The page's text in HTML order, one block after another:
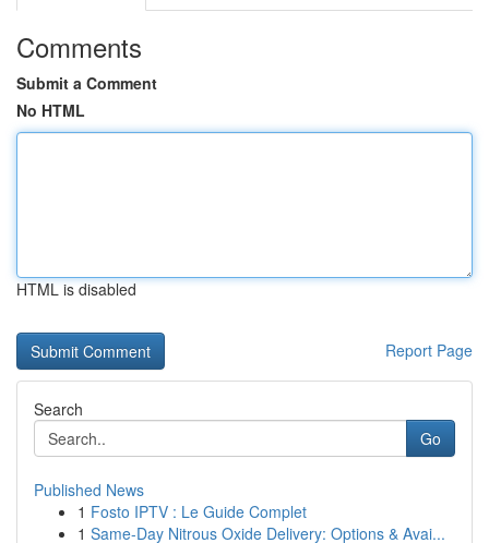
Comments
Submit a Comment
No HTML
HTML is disabled
Report Page
Search
Go
Published News
1 Fosto IPTV : Le Guide Complet
1 Same-Day Nitrous Oxide Delivery: Options & Avai...